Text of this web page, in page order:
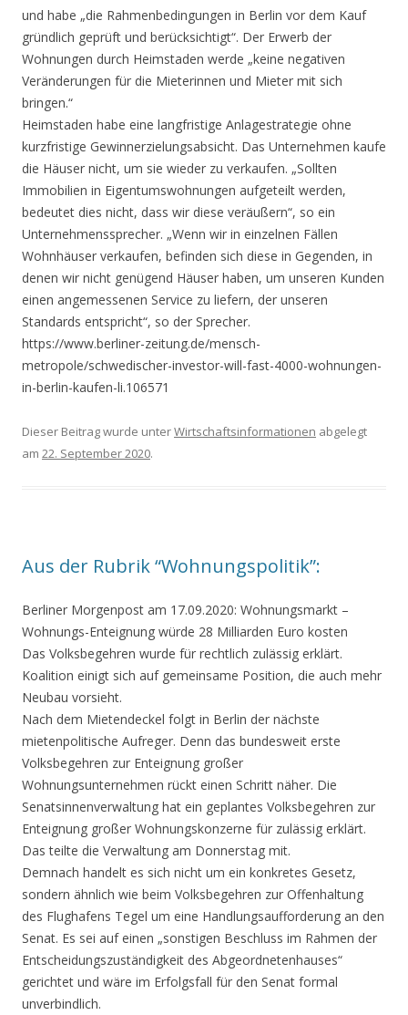
und habe „die Rahmenbedingungen in Berlin vor dem Kauf
gründlich geprüft und berücksichtigt“. Der Erwerb der
Wohnungen durch Heimstaden werde „keine negativen
Veränderungen für die Mieterinnen und Mieter mit sich
bringen.“
Heimstaden habe eine langfristige Anlagestrategie ohne
kurzfristige Gewinnerzielungsabsicht. Das Unternehmen kaufe
die Häuser nicht, um sie wieder zu verkaufen. „Sollten
Immobilien in Eigentumswohnungen aufgeteilt werden,
bedeutet dies nicht, dass wir diese veräußern“, so ein
Unternehmenssprecher. „Wenn wir in einzelnen Fällen
Wohnhäuser verkaufen, befinden sich diese in Gegenden, in
denen wir nicht genügend Häuser haben, um unseren Kunden
einen angemessenen Service zu liefern, der unseren
Standards entspricht“, so der Sprecher.
https://www.berliner-zeitung.de/mensch-
metropole/schwedischer-investor-will-fast-4000-wohnungen-
in-berlin-kaufen-li.106571
Dieser Beitrag wurde unterWirtschaftsinformationen abgelegt
am 22. September 2020.
Aus der Rubrik “Wohnungspolitik”:
Berliner Morgenpost am 17.09.2020: Wohnungsmarkt –
Wohnungs-Enteignung würde 28 Milliarden Euro kosten
Das Volksbegehren wurde für rechtlich zulässig erklärt.
Koalition einigt sich auf gemeinsame Position, die auch mehr
Neubau vorsieht.
Nach dem Mietendeckel folgt in Berlin der nächste
mietenpolitische Aufreger. Denn das bundesweit erste
Volksbegehren zur Enteignung großer
Wohnungsunternehmen rückt einen Schritt näher. Die
Senatsinnenverwaltung hat ein geplantes Volksbegehren zur
Enteignung großer Wohnungskonzerne für zulässig erklärt.
Das teilte die Verwaltung am Donnerstag mit.
Demnach handelt es sich nicht um ein konkretes Gesetz,
sondern ähnlich wie beim Volksbegehren zur Offenhaltung
des Flughafens Tegel um eine Handlungsaufforderung an den
Senat. Es sei auf einen „sonstigen Beschluss im Rahmen der
Entscheidungszuständigkeit des Abgeordnetenhauses“
gerichtet und wäre im Erfolgsfall für den Senat formal
unverbindlich.